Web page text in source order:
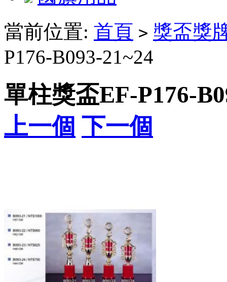
當前位置: 首頁 > 獎盃獎
P176-B093-21~24
單柱獎盃EF-P176-
上一個 下一個